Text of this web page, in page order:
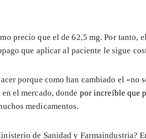
precio que el de 62,5 mg. Por tanto,
que aplicar al paciente le sigue
porque como han cambiado el «no
el mercado, donde por increíble que
medicamentos.
de Sanidad y Farmaindustria?